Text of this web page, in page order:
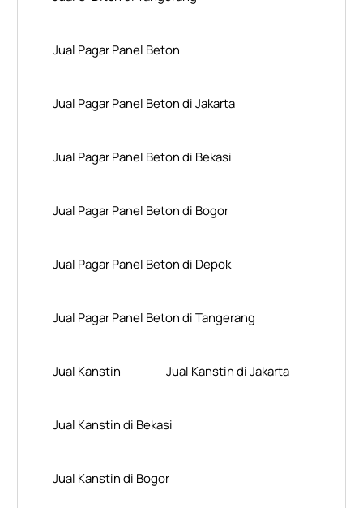
Jual Pagar Panel Beton
Jual Pagar Panel Beton di Jakarta
Jual Pagar Panel Beton di Bekasi
Jual Pagar Panel Beton di Bogor
Jual Pagar Panel Beton di Depok
Jual Pagar Panel Beton di Tangerang
Jual Kanstin Jual Kanstin di Jakarta
Jual Kanstin di Bekasi
Jual Kanstin di Bogor